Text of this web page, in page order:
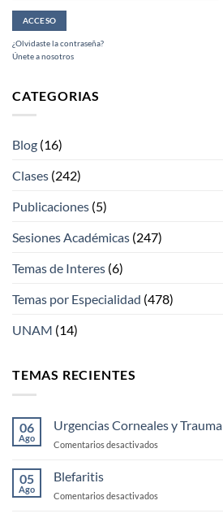
¿Olvidaste la contraseña?
Únete a nosotros
CATEGORIAS
Blog (16)
Clases (242)
Publicaciones (5)
Sesiones Académicas (247)
Temas de Interes (6)
Temas por Especialidad (478)
UNAM (14)
TEMAS RECIENTES
06
Ago
Urgencias Corneales y Trauma
Comentarios desactivados
Trauma
05
Ago
Blefaritis
Comentarios desactivados